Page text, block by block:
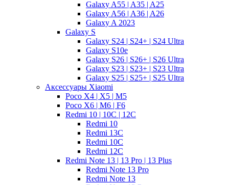
Galaxy A55 | A35 | A25
Galaxy A56 | A36 | A26
Galaxy A 2023
Galaxy S
Galaxy S24 | S24+ | S24 Ultra
Galaxy S10e
Galaxy S26 | S26+ | S26 Ultra
Galaxy S23 | S23+ | S23 Ultra
Galaxy S25 | S25+ | S25 Ultra
Аксессуары Xiaomi
Poco X4 | X5 | M5
Poco X6 | M6 | F6
Redmi 10 | 10C | 12C
Redmi 10
Redmi 13C
Redmi 10C
Redmi 12C
Redmi Note 13 | 13 Pro | 13 Plus
Redmi Note 13 Pro
Redmi Note 13